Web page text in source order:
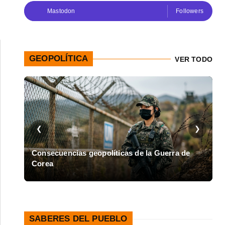
Mastodon Followers
GEOPOLÍTICA VER TODO
❮
Consecuencias geopolíticas de la Guerra de
Corea
❯
SABERES DEL PUEBLO